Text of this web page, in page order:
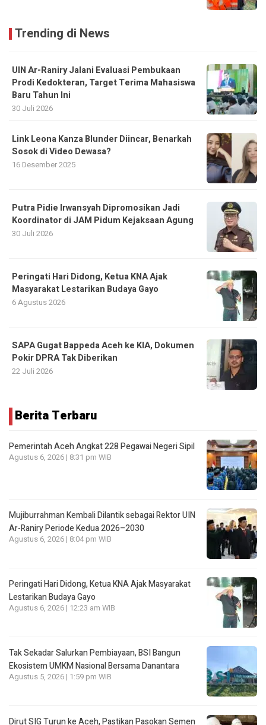
Trending di News
UIN Ar-Raniry Jalani Evaluasi Pembukaan
Prodi Kedokteran, Target Terima Mahasiswa
Baru Tahun Ini
30 Juli 2026
Link Leona Kanza Blunder Diincar, Benarkah
Sosok di Video Dewasa?
16 Desember 2025
Putra Pidie Irwansyah Dipromosikan Jadi
Koordinator di JAM Pidum Kejaksaan Agung
30 Juli 2026
Peringati Hari Didong, Ketua KNA Ajak
Masyarakat Lestarikan Budaya Gayo
6 Agustus 2026
SAPA Gugat Bappeda Aceh ke KIA, Dokumen
Pokir DPRA Tak Diberikan
22 Juli 2026
Berita Terbaru
Pemerintah Aceh Angkat 228 Pegawai Negeri Sipil
Agustus 6, 2026 | 8:31 pm WIB
Mujiburrahman Kembali Dilantik sebagai Rektor UIN
Ar-Raniry Periode Kedua 2026–2030
Agustus 6, 2026 | 8:04 pm WIB
Peringati Hari Didong, Ketua KNA Ajak Masyarakat
Lestarikan Budaya Gayo
Agustus 6, 2026 | 12:23 am WIB
Tak Sekadar Salurkan Pembiayaan, BSI Bangun
Ekosistem UMKM Nasional Bersama Danantara
Agustus 5, 2026 | 1:59 pm WIB
Dirut SIG Turun ke Aceh, Pastikan Pasokan Semen